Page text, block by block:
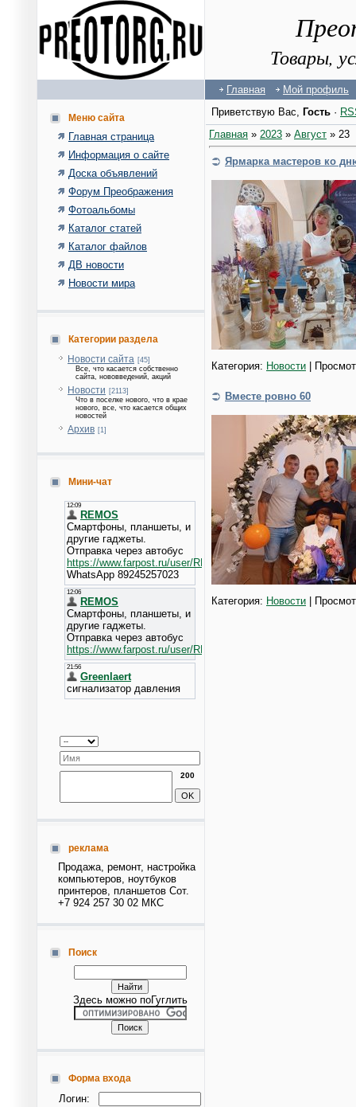
Товары,
Главная Мой профиль
Меню сайта
Главная страница
Информация о сайте
Доска объявлений
Форум Преображения
Фотоальбомы
Каталог статей
Каталог файлов
ДВ новости
Новости мира
Категории раздела
Новости сайта [45]
Все, что касается собственно
сайта, нововведений, акций
Новости [2113]
Что в поселке нового, что в крае
нового, все, что касается общих
новостей
Архив [1]
Мини-чат
200
реклама
Продажа, ремонт, настройка
компьютеров, ноутбуков
принтеров, планшетов Сот.
+7 924 257 30 02 МКС
Поиск
Здесь можно поГуглить
Форма входа
Логин:
Приветствую Вас, Гость ·
Главная » 2023 » Август » 23
Ярмарка мастеров ко
Категория: Новости |
Вместе ровно 60
Категория: Новости |